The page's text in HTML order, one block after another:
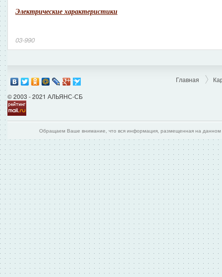
Электрические характеристики
03-990
© 2003 - 2021 АЛЬЯНС-СБ
Главная
Обращаем Ваше внимание, что вся информация, размещенная на данном